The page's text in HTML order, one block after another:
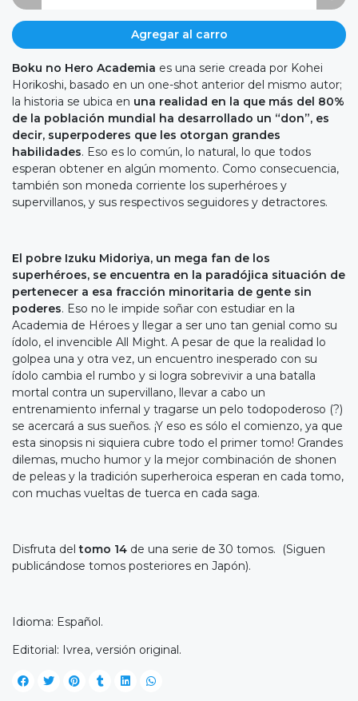
Agregar al carro
Boku no Hero Academia es una serie creada por Kohei
Horikoshi, basado en un one-shot anterior del mismo autor;
la historia se ubica en una realidad en la que más del 80%
de la población mundial ha desarrollado un “don”, es
decir, superpoderes que les otorgan grandes
habilidades. Eso es lo común, lo natural, lo que todos
esperan obtener en algún momento. Como consecuencia,
también son moneda corriente los superhéroes y
supervillanos, y sus respectivos seguidores y detractores.
El pobre Izuku Midoriya, un mega fan de los
superhéroes, se encuentra en la paradójica situación de
pertenecer a esa fracción minoritaria de gente sin
poderes. Eso no le impide soñar con estudiar en la
Academia de Héroes y llegar a ser uno tan genial como su
ídolo, el invencible All Might. A pesar de que la realidad lo
golpea una y otra vez, un encuentro inesperado con su
ídolo cambia el rumbo y si logra sobrevivir a una batalla
mortal contra un supervillano, llevar a cabo un
entrenamiento infernal y tragarse un pelo todopoderoso (?)
se acercará a sus sueños. ¡Y eso es sólo el comienzo, ya que
esta sinopsis ni siquiera cubre todo el primer tomo! Grandes
dilemas, mucho humor y la mejor combinación de shonen
de peleas y la tradición superheroica esperan en cada tomo,
con muchas vueltas de tuerca en cada saga.
Disfruta deltomo 14 de una serie de 30 tomos. (Siguen
publicándose tomos posteriores en Japón).
Idioma: Español.
Editorial: Ivrea, versión original.